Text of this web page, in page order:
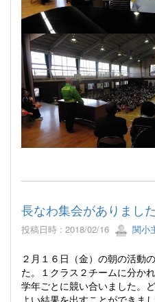
長なわ集会がありました
投稿日時 : 2018/02/16 関小
２月１６日（金）の朝の活動
た。１クラス２チームに分か
学年ごとに競い合いました。
よい結果を出すことができまし